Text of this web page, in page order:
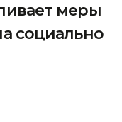
меры
социально